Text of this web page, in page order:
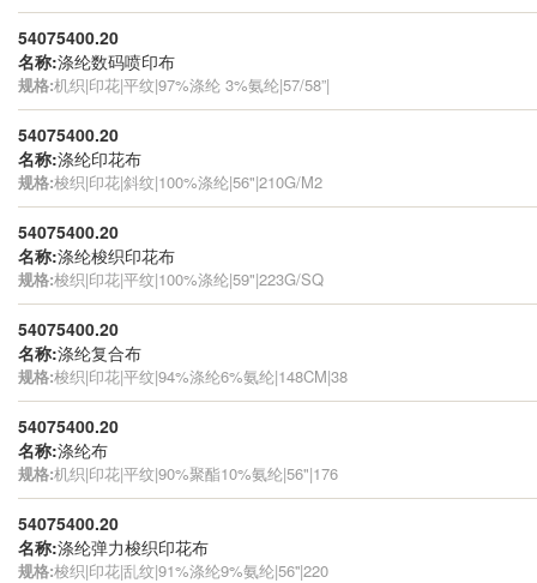
54075400.20
名称:涤纶数码喷印布
规格:机织|印花|平纹|97%涤纶 3%氨纶|57/58”|
54075400.20
名称:涤纶印花布
规格:梭织|印花|斜纹|100%涤纶|56"|210G/M2
54075400.20
名称:涤纶梭织印花布
规格:梭织|印花|平纹|100%涤纶|59"|223G/SQ
54075400.20
名称:涤纶复合布
规格:梭织|印花|平纹|94%涤纶6%氨纶|148CM|38
54075400.20
名称:涤纶布
规格:机织|印花|平纹|90%聚酯10%氨纶|56"|176
54075400.20
名称:涤纶弹力梭织印花布
规格:梭织|印花|乱纹|91%涤纶9%氨纶|56''|220